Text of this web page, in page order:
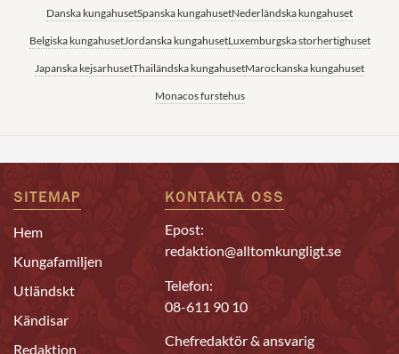
Danska kungahusetSpanska kungahusetNederländska kungahuset
Belgiska kungahusetJordanska kungahusetLuxemburgska storhertighuset
Japanska kejsarhusetThailändska kungahusetMarockanska kungahuset
Monacos furstehus
SITEMAP
Hem
Kungafamiljen
Utländskt
Kändisar
Redaktion
KONTAKTA OSS
Epost:
redaktion@alltomkungligt.se
Telefon:
08-611 90 10
Chefredaktör & ansvarig